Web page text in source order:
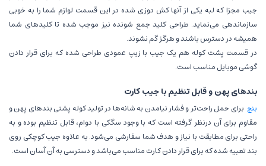
جیب مجزا که لبه یکی از آنها کش دوزی شده در این قسمت لوازم شما را به خوبی
سازماندهی می‌نماید. طراحی کلید جمع شونده نیز موجب شده تا کلیدهای شما
همیشه در دسترس باشند و هرگز گم نشوند.
در قسمت پشت کوله هم یک جیب با زیپ عمودی طراحی شده که برای قرار دادن
گوشی موبایل مناسب است.
بند‌های پهن و قابل تنظیم با جیب کارت
بنج برای حمل راحت‌تر و فشار نیامدن به شانه‌ها در تولید کوله پشتی بند‌های پهن و
مقاوم برای آن درنظر گرفته‌ است که با وجود سگکی با دوام، قابل تنظیم بوده و به
راحتی برای مطابقت با نیاز و هدف شما سفارشی می‌شود. به علاوه جیب کوچکی روی
بند تعبیه شده که برای قرار دادن کارت مناسب می‌باشد و دسترسی به آن آسان است.